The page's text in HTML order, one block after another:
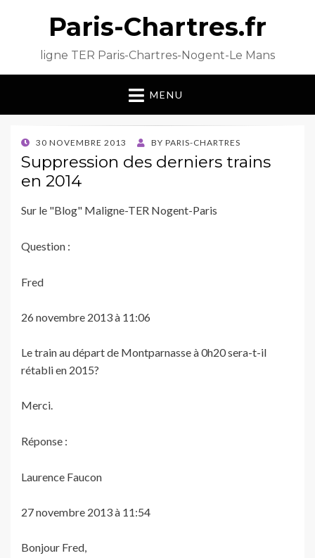
Paris-Chartres.fr
ligne TER Paris-Chartres-Nogent-Le Mans
MENU
POSTED
ON
30 NOVEMBRE 2013 BY PARIS-CHARTRES
Suppression des derniers trains
en 2014
Sur le "Blog" Maligne-TER Nogent-Paris
Question :
Fred
26 novembre 2013 à 11:06
Le train au départ de Montparnasse à 0h20 sera-t-il
rétabli en 2015?
Merci.
Réponse :
Laurence Faucon
27 novembre 2013 à 11:54
Bonjour Fred,